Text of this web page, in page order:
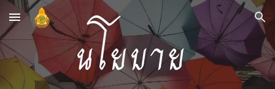
Skip to main content Skip to navigation
นโยบาย